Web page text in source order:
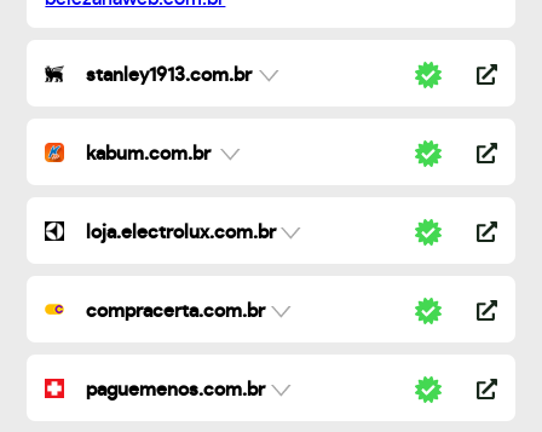
stanley1913.com.br
kabum.com.br
loja.electrolux.com.br
compracerta.com.br
paguemenos.com.br